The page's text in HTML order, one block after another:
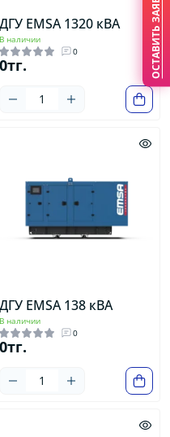
ДГУ EMSA 1320 кВА
В наличии
0
0тг.
ДГУ EMSA 138 кВА
В наличии
0
0тг.
ОСТАВИТЬ ЗАЯВКУ